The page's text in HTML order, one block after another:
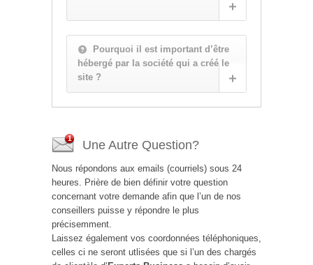
Pourquoi il est important d’être
hébergé par la société qui a créé le
site ?
Une Autre Question?
Nous répondons aux emails (courriels) sous 24
heures. Prière de bien définir votre question
concernant votre demande afin que l’un de nos
conseillers puisse y répondre le plus
précisemment.
Laissez également vos coordonnées téléphoniques,
celles ci ne seront utlisées que si l’un des chargés